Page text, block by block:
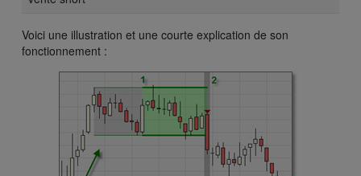
Voici une illustration et une courte explication de son
fonctionnement :